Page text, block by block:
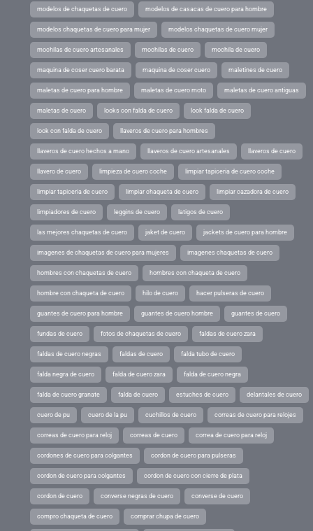
modelos de chaquetas de cuero modelos de casacas de cuero para hombre
modelos chaquetas de cuero para mujer modelos chaquetas de cuero mujer
mochilas de cuero artesanales mochilas de cuero mochila de cuero
maquina de coser cuero barata maquina de coser cuero maletines de cuero
maletas de cuero para hombre maletas de cuero moto maletas de cuero antiguas
maletas de cuero looks con falda de cuero look falda de cuero
look con falda de cuero llaveros de cuero para hombres
llaveros de cuero hechos a mano llaveros de cuero artesanales llaveros de cuero
llavero de cuero limpieza de cuero coche limpiar tapiceria de cuero coche
limpiar tapiceria de cuero limpiar chaqueta de cuero limpiar cazadora de cuero
limpiadores de cuero leggins de cuero latigos de cuero
las mejores chaquetas de cuero jaket de cuero jackets de cuero para hombre
imagenes de chaquetas de cuero para mujeres imagenes chaquetas de cuero
hombres con chaquetas de cuero hombres con chaqueta de cuero
hombre con chaqueta de cuero hilo de cuero hacer pulseras de cuero
guantes de cuero para hombre guantes de cuero hombre guantes de cuero
fundas de cuero fotos de chaquetas de cuero faldas de cuero zara
faldas de cuero negras faldas de cuero falda tubo de cuero
falda negra de cuero falda de cuero zara falda de cuero negra
falda de cuero granate falda de cuero estuches de cuero delantales de cuero
cuero de pu cuero de la pu cuchillos de cuero correas de cuero para relojes
correas de cuero para reloj correas de cuero correa de cuero para reloj
cordones de cuero para colgantes cordon de cuero para pulseras
cordon de cuero para colgantes cordon de cuero con cierre de plata
cordon de cuero converse negras de cuero converse de cuero
compro chaqueta de cuero comprar chupa de cuero